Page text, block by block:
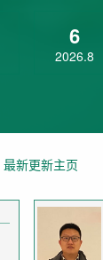
6
2026.8
最新更新主页